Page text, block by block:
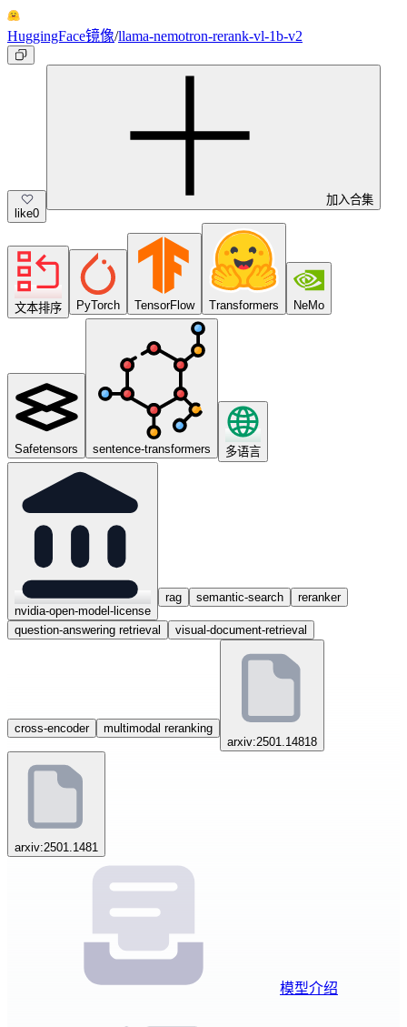
HuggingFace镜像/llama-nemotron-rerank-vl-1b-v2
like0
加入合集
文本排序 PyTorch TensorFlow Transformers NeMo
Safetensors sentence-transformers 多语言
nvidia-open-model-license
rag semantic-search reranker
question-answering retrieval visual-document-retrieval
cross-encoder
multimodal reranking
arxiv:2501.14818
arxiv:2501.1481
模型介绍